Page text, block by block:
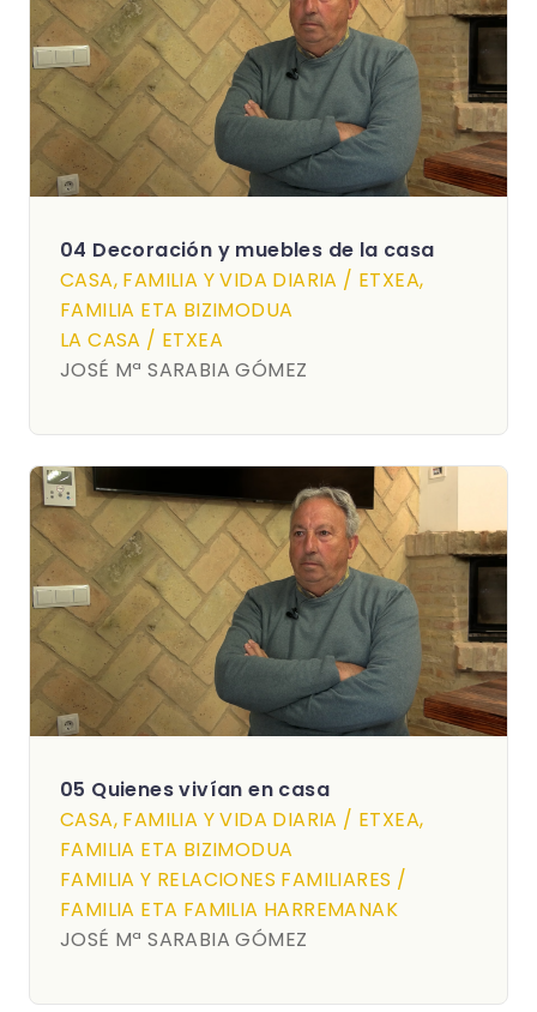
04 Decoración y muebles de la casa
CASA, FAMILIA Y VIDA DIARIA / ETXEA,
FAMILIA ETA BIZIMODUA
LA CASA / ETXEA
JOSÉ Mª SARABIA GÓMEZ
05 Quienes vivían en casa
CASA, FAMILIA Y VIDA DIARIA / ETXEA,
FAMILIA ETA BIZIMODUA
FAMILIA Y RELACIONES FAMILIARES /
FAMILIA ETA FAMILIA HARREMANAK
JOSÉ Mª SARABIA GÓMEZ